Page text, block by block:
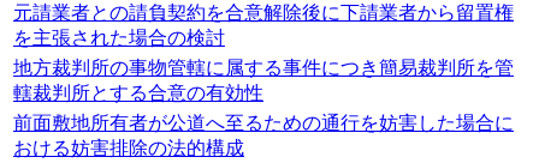
元請業者との請負契約を合意解除後に下請業者から留置権
を主張された場合の検討
地方裁判所の事物管轄に属する事件につき簡易裁判所を管
轄裁判所とする合意の有効性
前面敷地所有者が公道へ至るための通行を妨害した場合に
おける妨害排除の法的構成